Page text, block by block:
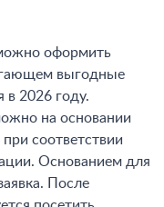
оформить
выгодные
в 2026 году.
на основании
соответствии
Основанием для
После